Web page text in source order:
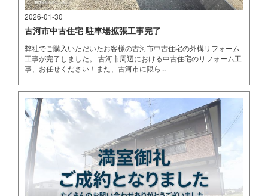
2026-01-30
古河市中古住宅 駐車場拡張工事完了
弊社でご購入いただいたお客様の古河市中古住宅の外構リフォーム
工事が完了しました。 古河市周辺における中古住宅のリフォーム工
事、お任せください！また、古河市に限ら...